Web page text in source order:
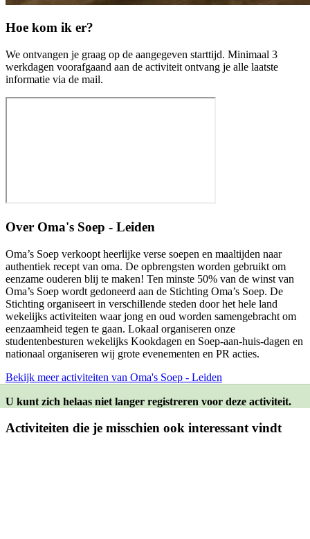
Hoe kom ik er?
We ontvangen je graag op de aangegeven starttijd. Minimaal 3
werkdagen voorafgaand aan de activiteit ontvang je alle laatste
informatie via de mail.
Over Oma's Soep - Leiden
Oma’s Soep verkoopt heerlijke verse soepen en maaltijden naar
authentiek recept van oma. De opbrengsten worden gebruikt om
eenzame ouderen blij te maken! Ten minste 50% van de winst van
Oma’s Soep wordt gedoneerd aan de Stichting Oma’s Soep. De
Stichting organiseert in verschillende steden door het hele land
wekelijks activiteiten waar jong en oud worden samengebracht om
eenzaamheid tegen te gaan. Lokaal organiseren onze
studentenbesturen wekelijks Kookdagen en Soep-aan-huis-dagen en
nationaal organiseren wij grote evenementen en PR acties.
Bekijk meer activiteiten van Oma's Soep - Leiden
U kunt zich helaas niet langer registreren voor deze activiteit.
Activiteiten die je misschien ook interessant vindt